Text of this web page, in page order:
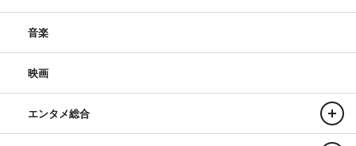
音楽
映画
エンタメ総合